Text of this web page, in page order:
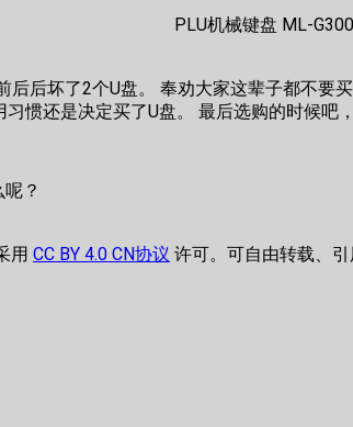
PLU机械键盘 ML-
坏了2个U盘。 奉劝大家这辈子都不要
惯还是决定买了U盘。 最后选购的时候吧
？
用 CC BY 4.0 CN协议 许可。可自由转载、